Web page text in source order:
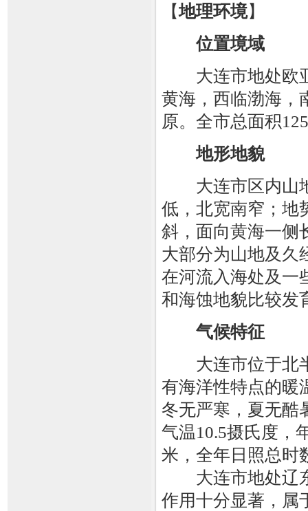
【地理环境】
位置境域
大连市地处欧
黄海，西临渤海，
原。全市总面积
地形地貌
大连市区内山
低，北宽南窄；地
斜，面向黄海一侧
大部分为山地及久
在河流入海处及一
和海蚀地貌比较发
气候特征
大连市位于北
有海洋性特点的暖
冬无严寒，夏无酷
气温10.5摄氏度，
米，全年日照总时
大连市地处辽
作用十分显著，属